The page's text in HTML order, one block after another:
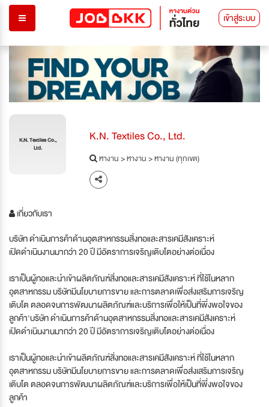
เข้าสู่ระบบ
K.N. Textiles Co.,
Ltd.
K.N. Textiles Co., Ltd.
หางาน>หางาน>หางาน (ทุกเขต)
เกี่ยวกับเรา
บริษัท ดำเนินการค้าด้านอุตสาหกรรมสิ่งทอและสารเคมีสังเคราะห์
เปิดดำเนินงานมากว่า 20 ปี มีอัตราการเจริญเติบโตอย่างต่อเนื่อง
เราเป็นผู้ทอและนำเข้าผลิตภัณฑ์สิ่งทอและสารเคมีสังเคราะห์ ที่ใช้ในหลาก
อุตสาหกรรม บริษัทมีนโยบายการขาย และการตลาดเพื่อส่งเสริมการเจริญ
เติบโต ตลอดจนการพัฒนาผลิตภัณฑ์และบริการเพื่อให้เป็นที่พี่งพอใจของ
ลูกค้า'บริษัท ดำเนินการค้าด้านอุตสาหกรรมสิ่งทอและสารเคมีสังเคราะห์
เปิดดำเนินงานมากว่า 20 ปี มีอัตราการเจริญเติบโตอย่างต่อเนื่อง
เราเป็นผู้ทอและนำเข้าผลิตภัณฑ์สิ่งทอและสารเคมีสังเคราะห์ ที่ใช้ในหลาก
อุตสาหกรรม บริษัทมีนโยบายการขาย และการตลาดเพื่อส่งเสริมการเจริญ
เติบโต ตลอดจนการพัฒนาผลิตภัณฑ์และบริการเพื่อให้เป็นที่พี่งพอใจของ
ลูกค้า